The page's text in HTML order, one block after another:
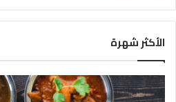
ا
ت
ا
ل
ك
و
الأكثر شهرة